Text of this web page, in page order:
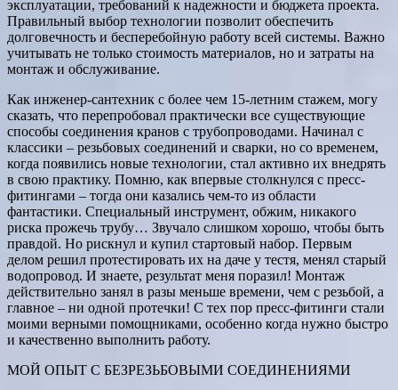
эксплуатации, требований к надежности и бюджета проекта.
Правильный выбор технологии позволит обеспечить
долговечность и бесперебойную работу всей системы. Важно
учитывать не только стоимость материалов, но и затраты на
монтаж и обслуживание.
Как инженер-сантехник с более чем 15-летним стажем, могу
сказать, что перепробовал практически все существующие
способы соединения кранов с трубопроводами. Начинал с
классики – резьбовых соединений и сварки, но со временем,
когда появились новые технологии, стал активно их внедрять
в свою практику. Помню, как впервые столкнулся с пресс-
фитингами – тогда они казались чем-то из области
фантастики. Специальный инструмент, обжим, никакого
риска прожечь трубу… Звучало слишком хорошо, чтобы быть
правдой. Но рискнул и купил стартовый набор. Первым
делом решил протестировать их на даче у тестя, менял старый
водопровод. И знаете, результат меня поразил! Монтаж
действительно занял в разы меньше времени, чем с резьбой, а
главное – ни одной протечки! С тех пор пресс-фитинги стали
моими верными помощниками, особенно когда нужно быстро
и качественно выполнить работу.
МОЙ ОПЫТ С БЕЗРЕЗЬБОВЫМИ СОЕДИНЕНИЯМИ